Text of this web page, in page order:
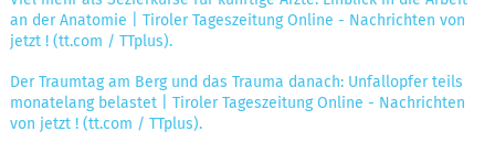
an der Anatomie | Tiroler Tageszeitung Online - Nachrichten von
jetzt ! (tt.com / TTplus).
Der Traumtag am Berg und das Trauma danach: Unfallopfer teils
monatelang belastet | Tiroler Tageszeitung Online - Nachrichten
von jetzt ! (tt.com / TTplus).